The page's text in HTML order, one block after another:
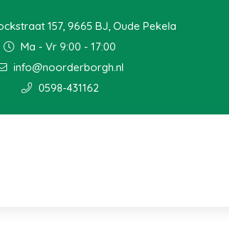
157, 9665 BJ, Oude Pekela
Ma - Vr 9:00 - 17:00
info@noorderborgh.nl
0598-431162